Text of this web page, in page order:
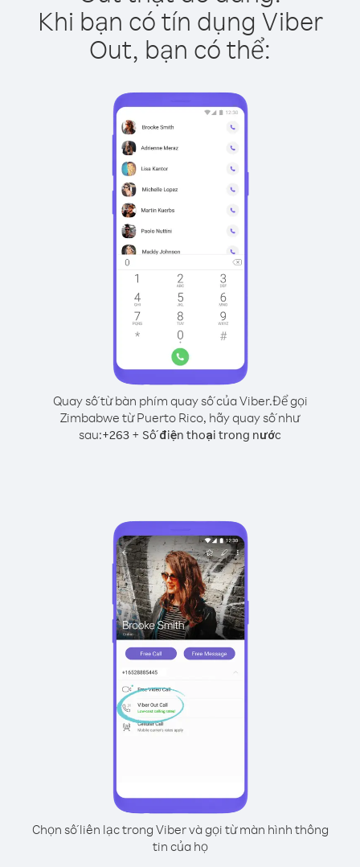
Khi bạn có tín dụng Viber
Out, bạn có thể:
Quay số từ bàn phím quay số của Viber.Để gọi
Zimbabwe từ Puerto Rico, hãy quay số như
sau:+263 + Số điện thoại trong nước
Chọn số liên lạc trong Viber và gọi từ màn hình thông
tin của họ